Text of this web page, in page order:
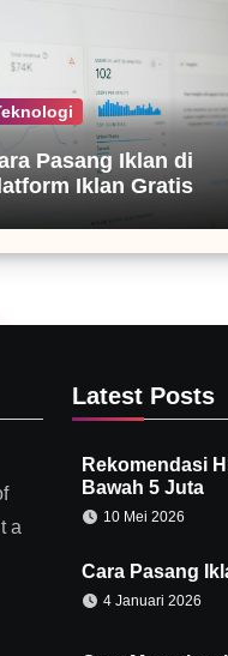
Pasang Iklan di
Iklan Gratis
a
Latest Posts
Rekomendasi
Bawah 5 Juta
10 Mei 2026
Cara Pasang
4 Januari 2026